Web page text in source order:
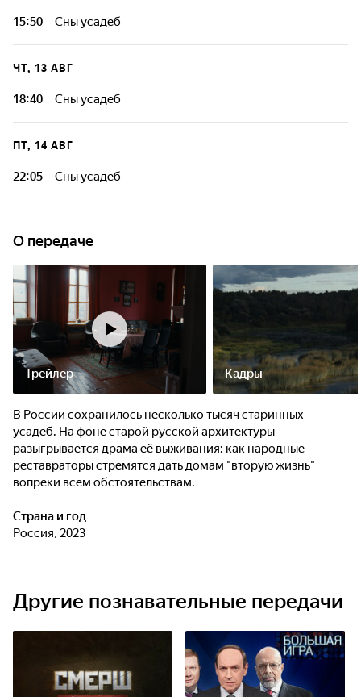
15:50 Сны усадеб
ЧТ, 13 АВГ
18:40 Сны усадеб
ПТ, 14 АВГ
22:05 Сны усадеб
О передаче
Трейлер Кадры
В России сохранилось несколько тысяч старинных
усадеб. На фоне старой русской архитектуры
разыгрывается драма её выживания: как народные
реставраторы стремятся дать домам "вторую жизнь"
вопреки всем обстоятельствам.
Страна и год
Россия, 2023
Другие познавательные передачи